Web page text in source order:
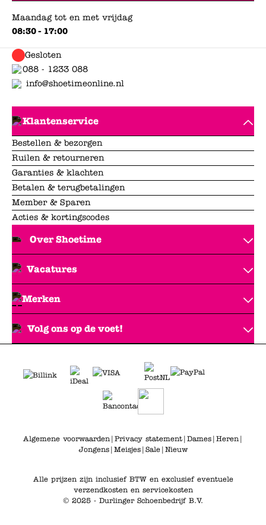
Maandag tot en met vrijdag
08:30 - 17:00
Gesloten
088 - 1233 088
info@shoetimeonline.nl
Klantenservice
Bestellen & bezorgen
Ruilen & retourneren
Garanties & klachten
Betalen & terugbetalingen
Member & Sparen
Acties & kortingscodes
Over Shoetime
Vacatures
Merken
Volg ons op de voet!
Algemene voorwaarden| Privacy statement| Dames| Heren|
Jongens| Meisjes| Sale| Nieuw
Alle prijzen zijn inclusief BTW en exclusief eventuele
verzendkosten en servicekosten
© 2025 - Durlinger Schoenbedrijf B.V.